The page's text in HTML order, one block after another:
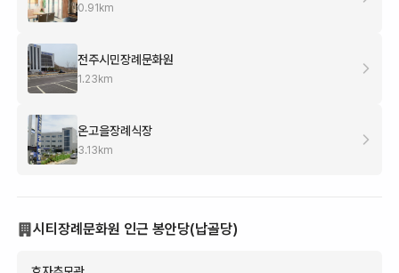
0.91 km
전주시민장례문화원
1.23 km
온고을장례식장
3.13 km
시티장례문화원 인근 봉안당(납골당)